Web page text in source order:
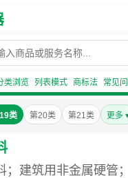
类浏览 列表模式 商标法 常见
类 第20类 第21类 更多
；建筑用非金属硬管